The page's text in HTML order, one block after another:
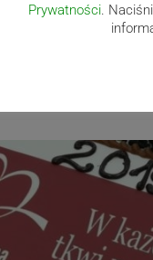
Prywatności .